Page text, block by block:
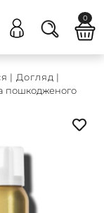
0
| Догляд |
пошкодженого